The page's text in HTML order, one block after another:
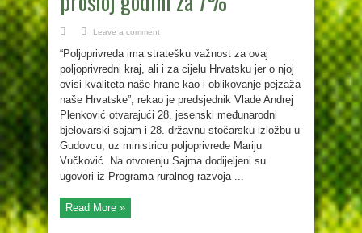
Leave a comment
“Poljoprivreda ima stratešku važnost za ovaj
poljoprivredni kraj, ali i za cijelu Hrvatsku jer o njoj
ovisi kvaliteta naše hrane kao i oblikovanje pejzaža
naše Hrvatske”, rekao je predsjednik Vlade Andrej
Plenković otvarajući 28. jesenski međunarodni
bjelovarski sajam i 28. državnu stočarsku izložbu u
Gudovcu, uz ministricu poljoprivrede Mariju
Vučković. Na otvorenju Sajma dodijeljeni su
ugovori iz Programa ruralnog razvoja ...
Read More »